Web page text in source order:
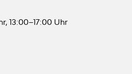
13:00–17:00 Uhr